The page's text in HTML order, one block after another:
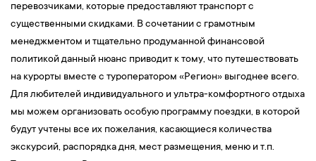
перевозчиками, которые предоставляют транспорт с
существенными скидками. В сочетании с грамотным
менеджментом и тщательно продуманной финансовой
политикой данный нюанс приводит к тому, что путешествовать
на курорты вместе с туроператором «Регион» выгоднее всего.
Для любителей индивидуального и ультра-комфортного отдыха
мы можем организовать особую программу поездки, в которой
будут учтены все их пожелания, касающиеся количества
экскурсий, распорядка дня, мест размещения, меню и т.п.